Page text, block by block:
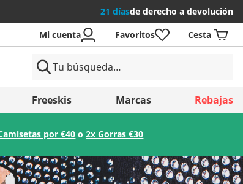
21 díasde derecho a devolución
Mi cuenta Favoritos Cesta
Freeskis Marcas Rebajas
por €40 o2x Gorras €30